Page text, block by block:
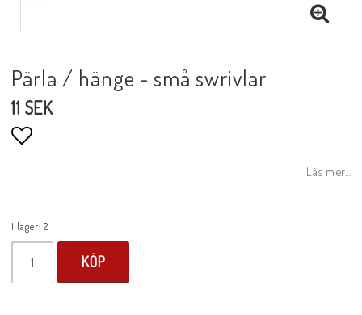
Pärla / hänge - små swrivlar
11 SEK
Läs mer...
I lager: 2
KÖP